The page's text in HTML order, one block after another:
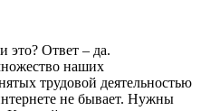
это? Ответ – да.
наших
трудовой деятельностью
не бывает. Нужны